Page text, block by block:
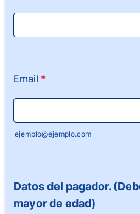
Email *
ejemplo@ejemplo.com
Datos del pagador.
mayor de edad)